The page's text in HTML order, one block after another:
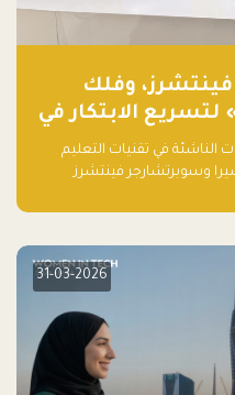
وفلك
الابتكار في
العمل
في تقنيات التعليم
وسوبرتشارجر فينتشرز
31-03-2026